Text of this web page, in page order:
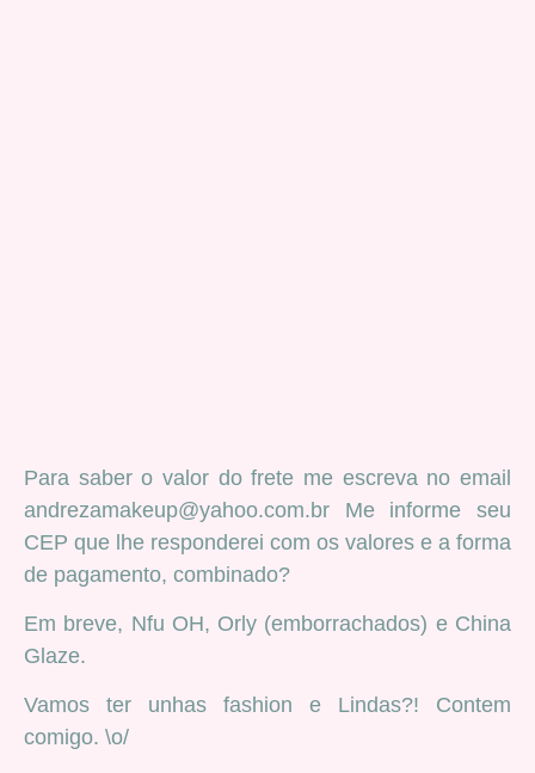
Para saber o valor do frete me escreva no email
andrezamakeup@yahoo.com.br Me informe seu
CEP que lhe responderei com os valores e a forma
de pagamento, combinado?
Em breve, Nfu OH, Orly (emborrachados) e China
Glaze.
Vamos ter unhas fashion e Lindas?! Contem
comigo. \o/